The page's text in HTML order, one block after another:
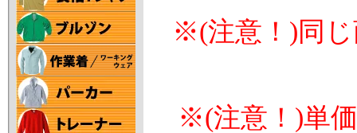
※(注意！)同
※(注意！)単